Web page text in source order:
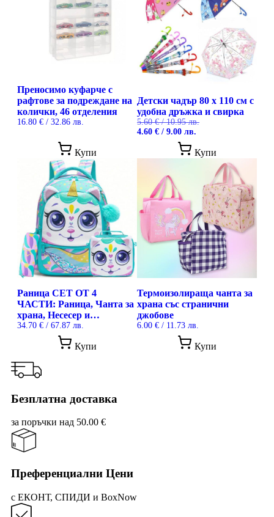
Преносимо куфарче с
рафтове за подреждане на
колички, 46 отделения
16.80 € / 32.86 лв.
Купи
Детски чадър 80 x 110 см с
удобна дръжка и свирка
5.60€/ 10.95 лв.
Original
5.60 €
10.95 лв..
4.60 € / 9.00 лв.
е:
4.60 €
9.00 лв..
Купи
Раница СЕТ ОТ 4
ЧАСТИ: Раница, Чанта за
храна, Несесер и
Ключодържател
34.70 € / 67.87 лв.
Купи
Термоизолираща чанта за
храна със странични
джобове
6.00 € / 11.73 лв.
Купи
Безплатна доставка
за поръчки над 50.00 €
Преференциални Цени
с ЕКОНТ, СПИДИ и BoxNow